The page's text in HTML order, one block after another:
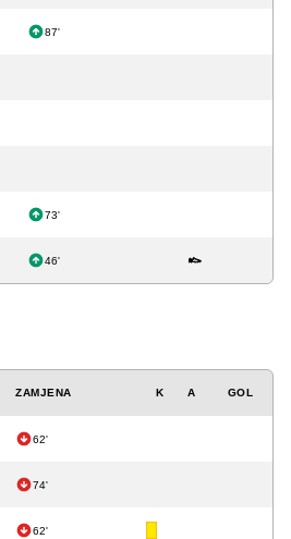
87'
73'
46'
ZAMJENA K A GOL
62'
74'
62'